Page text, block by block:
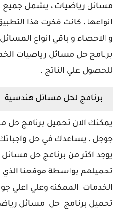
مسائل رياضيات ، يشمل جميع
انواعها ، كانت فكرت هذا
و الاحصاء و باقي انواع
برنامج حل مسائل رياضيات
للحصول علي الناتج .
برنامج لحل مسائل هندسية
يمكنك الان تحميل برنامج حل
جوجل ، يساعدك في حل
يوجد اكثر من برنامج حل
تحميلهم بواسطة موقعنا
الخدمات الممكنه وعلي اعلي
تحميل برنامج حل مسائل